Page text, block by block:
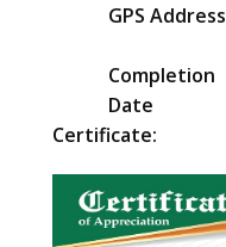
GPS Address
Completion
Date
Certificate: